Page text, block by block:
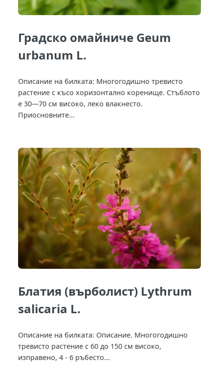
Градско омайниче Geum
urbanum L.
Описание на билката: Многогодишно тревисто
растение с късо хоризонтално коренище. Стъблото
е 30—70 см високо, леко влакнесто.
Приосновните...
Блатия (върболист) Lythrum
salicaria L.
Описание на билката: Описание. Многогодишно
тревисто растение с 60 до 150 см високо,
изправено, 4 - 6 ръбесто...